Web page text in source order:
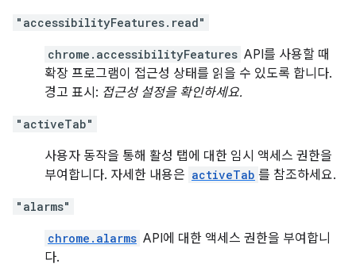
"accessibilityFeatures.read"
chrome.accessibilityFeatures API를 사용할 때
확장 프로그램이 접근성 상태를 읽을 수 있도록 합니다.
경고 표시: 접근성 설정을 확인하세요.
"activeTab"
사용자 동작을 통해 활성 탭에 대한 임시 액세스 권한을
부여합니다. 자세한 내용은 activeTab 를 참조하세요.
"alarms"
chrome.alarms API에 대한 액세스 권한을 부여합니
다.